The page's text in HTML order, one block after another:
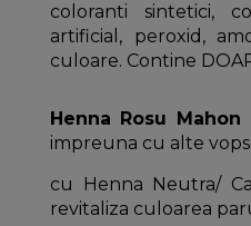
coloranti sintetici,
artificial, peroxid,
culoare. Contine
Henna Rosu Mahon
impreuna cu alte
cu Henna Neutra/
revitaliza culoarea